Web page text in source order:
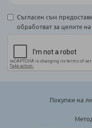
Съгласен съм
обработват за целите
Покупки на